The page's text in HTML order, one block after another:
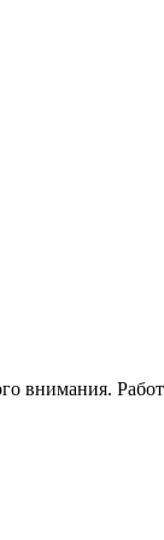
внимания.